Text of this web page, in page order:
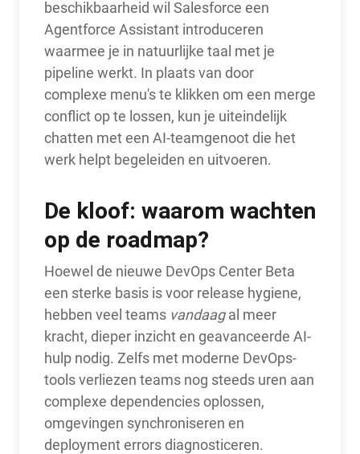
beschikbaarheid wil Salesforce een
Agentforce Assistant introduceren
waarmee je in natuurlijke taal met je
pipeline werkt. In plaats van door
complexe menu's te klikken om een merge
conflict op te lossen, kun je uiteindelijk
chatten met een AI-teamgenoot die het
werk helpt begeleiden en uitvoeren.
De kloof: waarom wachten
op de roadmap?
Hoewel de nieuwe DevOps Center Beta
een sterke basis is voor release hygiene,
hebben veel teams vandaagal meer
kracht, dieper inzicht en geavanceerde AI-
hulp nodig. Zelfs met moderne DevOps-
tools verliezen teams nog steeds uren aan
complexe dependencies oplossen,
omgevingen synchroniseren en
deployment errors diagnosticeren.